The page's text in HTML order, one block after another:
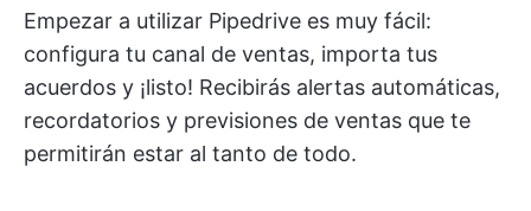
Empezar a utilizar Pipedrive es muy fácil:
configura tu canal de ventas, importa tus
acuerdos y ¡listo! Recibirás alertas automáticas,
recordatorios y previsiones de ventas que te
permitirán estar al tanto de todo.